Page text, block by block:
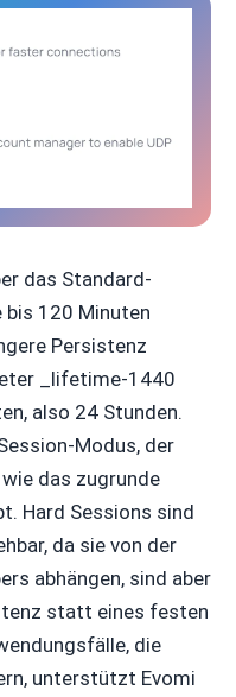
das Standard-
bis 120 Minuten
Persistenz
_lifetime-1440
also 24 Stunden.
Modus, der
das zugrunde
Hard Sessions sind
da sie von der
abhängen, sind aber
statt eines festen
die
unterstützt Evomi